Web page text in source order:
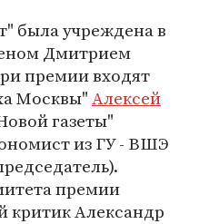
была учреждена в
Дмитрием
премии входят
Москвы"Алексей
газеты"
из ГУ - ВШЭ
премии
критик Александр